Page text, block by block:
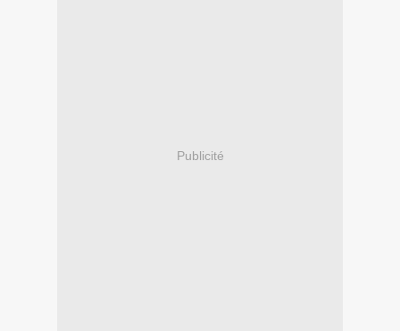
Publicité